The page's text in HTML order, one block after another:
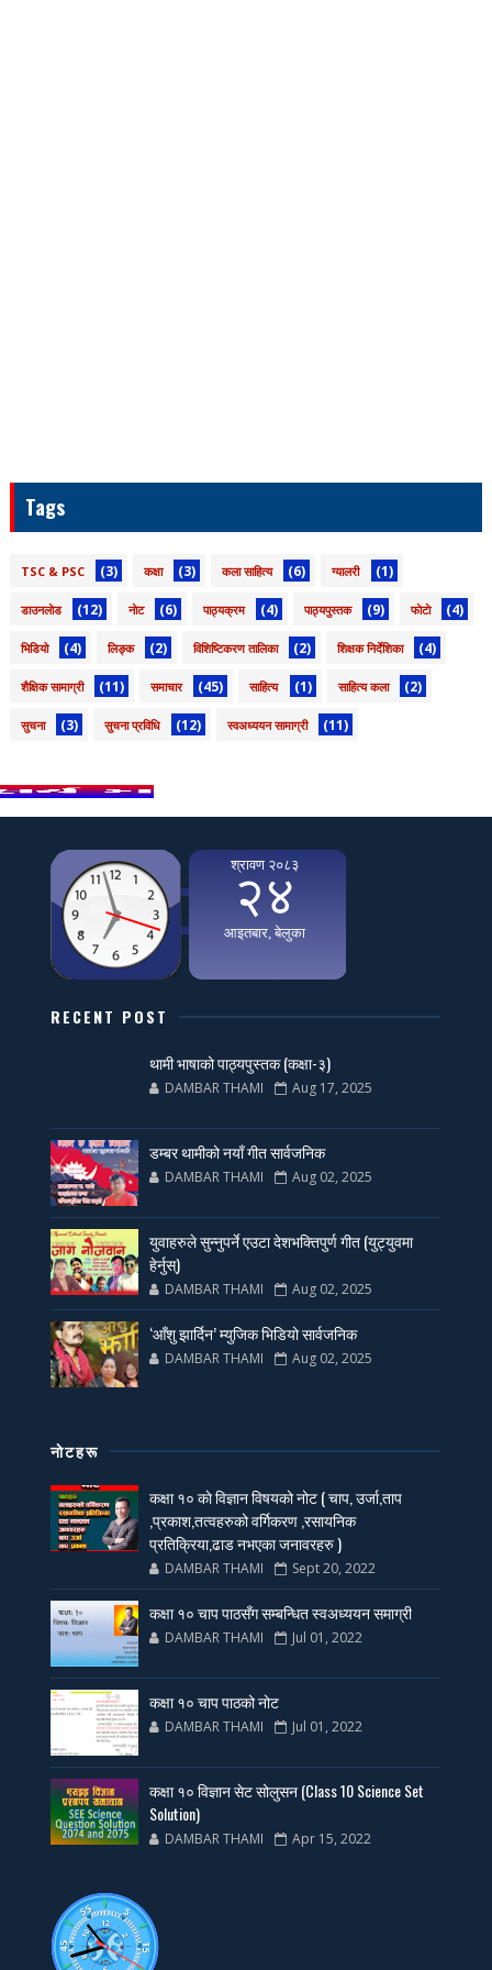
Tags
TSC & PSC (3) कक्षा (3) कला साहित्य (6) ग्यालरी (1)
डाउनलाेड (12) नाेट (6) पाठ्यक्रम (4) पाठ्यपुस्तक (9) फाेटाे (4)
भिडियो (4) लिङ्क (2) विशिष्टिकरण तालिका (2) शिक्षक निर्देशिका (4)
शैक्षिक सामाग्री (11) समाचार (45) साहित्य (1) साहित्य कला (2)
सुचना (3) सुचना प्रविधि (12) स्वअध्ययन सामाग्री (11)
RECENT POST
थामी भाषाको पाठ्यपुस्तक (कक्षा-३)
DAMBAR THAMI Aug 17, 2025
डम्बर थामीको नयाँ गीत सार्वजनिक
DAMBAR THAMI Aug 02, 2025
युवाहरुले सुन्नुपर्ने एउटा देशभक्तिपुर्ण गीत (युट्युवमा
हेर्नुस्)
DAMBAR THAMI Aug 02, 2025
‘आँशु झार्दिन’ म्युजिक भिडियो सार्वजनिक
DAMBAR THAMI Aug 02, 2025
नाेटहरू
कक्षा १० काे विज्ञान विषयको नोट ( चाप, उर्जा,ताप
,प्रकाश,तत्वहरुको वर्गिकरण ,रसायनिक
प्रतिक्रिया,ढाड नभएका जनावरहरु )
DAMBAR THAMI Sept 20, 2022
कक्षा १० चाप पाठसँग सम्बन्धित स्वअध्ययन समाग्री
DAMBAR THAMI Jul 01, 2022
कक्षा १० चाप पाठको नोट
DAMBAR THAMI Jul 01, 2022
कक्षा १० विज्ञान सेट सोलुसन (Class 10 Science Set
Solution)
DAMBAR THAMI Apr 15, 2022